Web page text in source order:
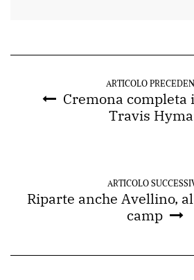
ARTICOLO
Cremona completa
Travis
ARTICOLO
Riparte anche Avellino,
camp